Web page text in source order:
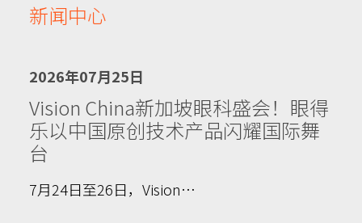
新闻中心
2026年07月25日
Vision China新加坡眼科盛会！眼得
乐以中国原创技术产品闪耀国际舞
台
7月24日至26日，Vision…